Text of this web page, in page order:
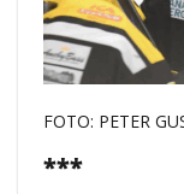
FOTO: PETER
***